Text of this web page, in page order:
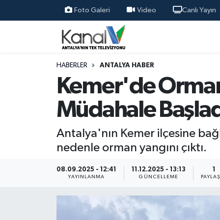
Foto Galeri Video Canlı Yayın
HABERLER ANTALYA HABER
Kemer'de
Müdahale
Antalya'nın Kemer ilçesine
nedenle orman yangını çıktı.
08.09.2025 - 12:41
YAYINLANMA
11.12.2025 - 13:13
GÜNCELLEME
1
Ana Haber
Antalya Haber
Ekonomi
Nöbetçi Eczaneler
Hava Durumu
Trafik Durumu
Süper Lig Puan Durumu ve Fikstür
Tüm Manşetler